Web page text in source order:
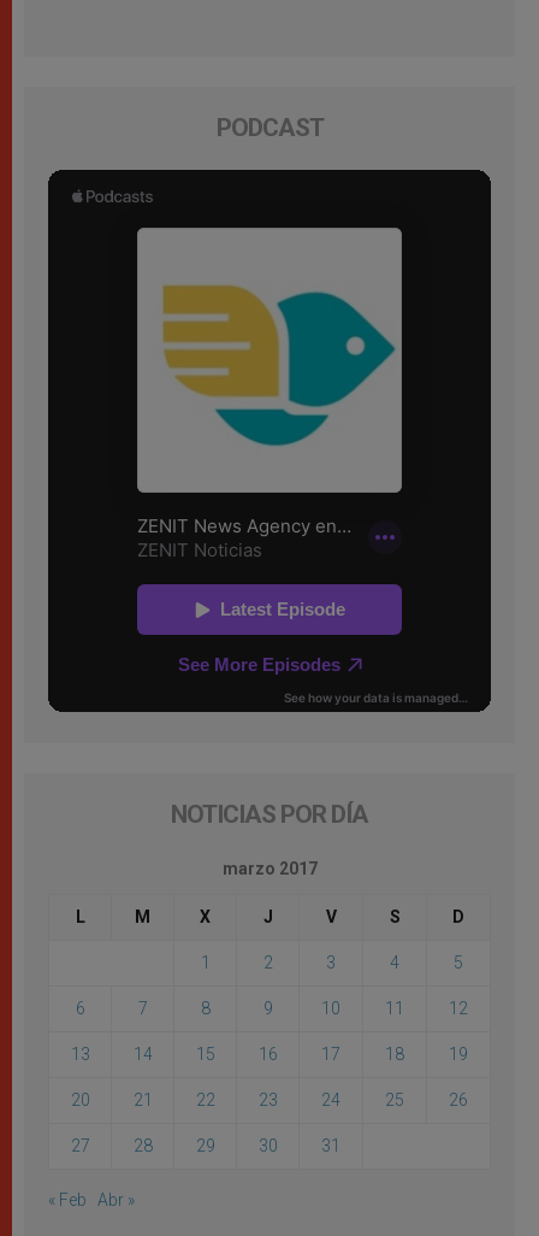
PODCAST
NOTICIAS POR DÍA
marzo 2017
L M X J V S D
1 2 3 4 5
6 7 8 9 10 11 12
13 14 15 16 17 18 19
20 21 22 23 24 25 26
27 28 29 30 31
« Feb Abr »